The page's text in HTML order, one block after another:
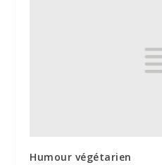
Humour végétarien